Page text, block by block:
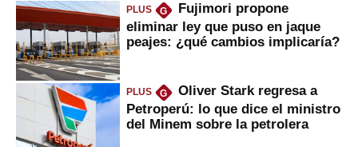
PLUS G
Fujimori propone
eliminar ley que puso en jaque
peajes: ¿qué cambios implicaría?
PLUS G
Oliver Stark regresa a
Petroperú: lo que dice el ministro
del Minem sobre la petrolera